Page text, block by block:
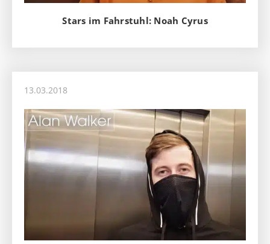
Stars im Fahrstuhl: Noah Cyrus
13.03.2018